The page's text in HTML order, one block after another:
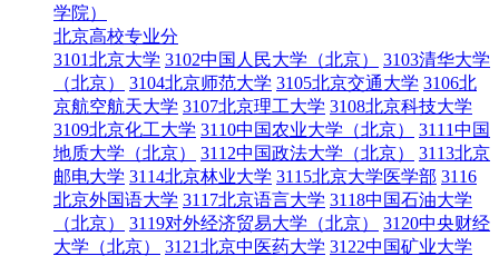
学院）
北京高校专业分
3101北京大学 3102中国人民大学（北京）
3103清华大学
（北京）
3104北京师范大学 3105北京交通大学 3106北
京航空航天大学 3107北京理工大学 3108北京科技大学
3109北京化工大学 3110中国农业大学（北京）
3111中国
地质大学（北京）
3112中国政法大学（北京）
3113北京
邮电大学 3114北京林业大学 3115北京大学医学部 3116
北京外国语大学 3117北京语言大学 3118中国石油大学
（北京）
3119对外经济贸易大学（北京）
3120中央财经
大学（北京）
3121北京中医药大学 3122中国矿业大学